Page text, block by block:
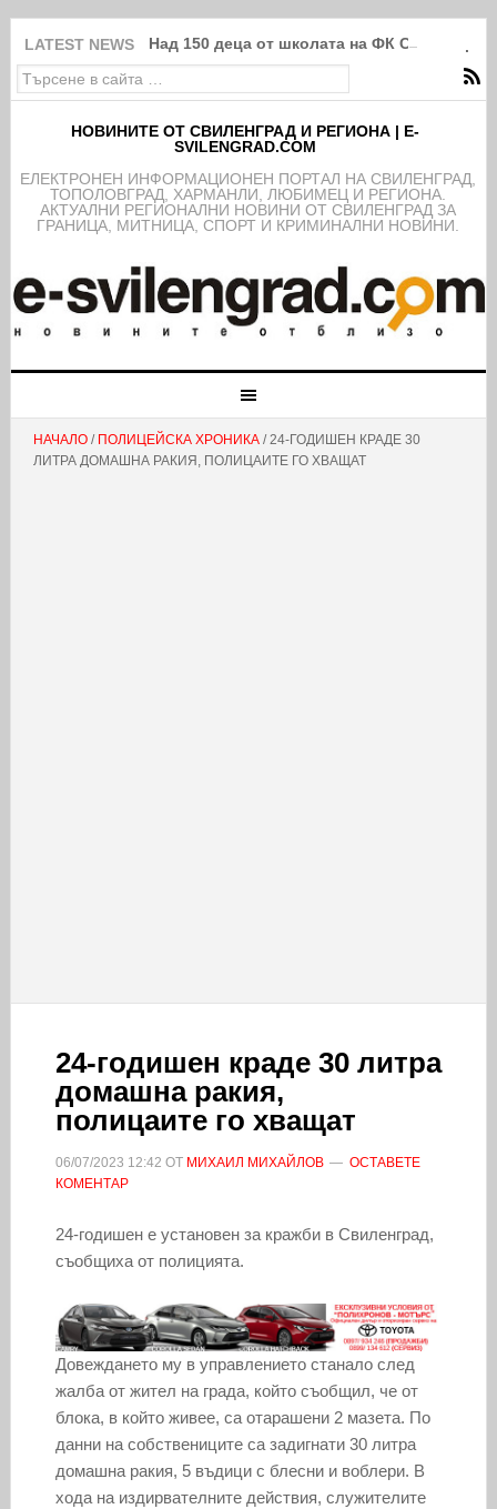
LATEST NEWS Над 150 деца от школата на ФК
НОВИНИТЕ ОТ СВИЛЕНГРАД И РЕГИОНА | E-
SVILENGRAD.COM
EЛЕКТРОНЕН ИНФОРМАЦИОНЕН ПОРТАЛ НА СВИЛЕНГРАД,
ТОПОЛОВГРАД, ХАРМАНЛИ, ЛЮБИМЕЦ И РЕГИОНА.
АКТУАЛНИ РЕГИОНАЛНИ НОВИНИ ОТ СВИЛЕНГРАД ЗА
ГРАНИЦА, МИТНИЦА, СПОРТ И КРИМИНАЛНИ НОВИНИ.
НАЧАЛО/ ПОЛИЦЕЙСКА ХРОНИКА/ 24-ГОДИШЕН КРАДЕ 30
ЛИТРА ДОМАШНА РАКИЯ, ПОЛИЦАИТЕ ГО ХВАЩАТ
24-годишен краде 30 литра
домашна ракия,
полицаите го хващат
06/07/2023 12:42 ОТ МИХАИЛ МИХАЙЛОВ
ОСТАВЕТЕ
КОМЕНТАР
24-годишен е установен за кражби в Свиленград,
съобщиха от полицията.
Довеждането му в управлението станало след
жалба от жител на града, който съобщил, че от
блока, в който живее, са отарашени 2 мазета. По
данни на собствениците са задигнати 30 литра
домашна ракия, 5 въдици с блесни и воблери. В
хода на издирвателните действия, служителите